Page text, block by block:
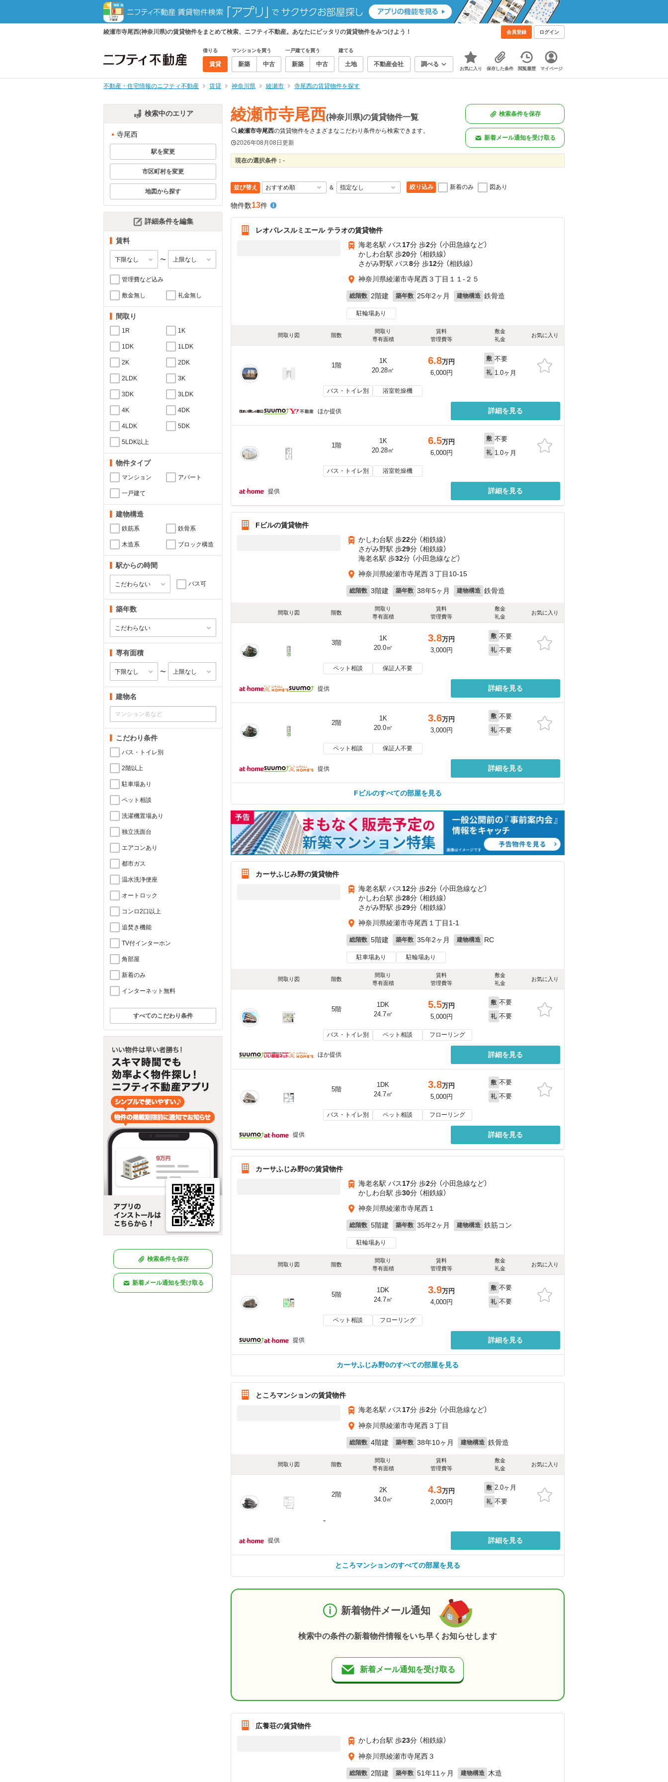
綾瀬市寺尾西(神奈川県)の賃貸物件をまとめて検索、ニフティ不動産。あなたにピッタリの賃貸物件をみつけよう！ 会員登録 ログイン
借りる
賃貸
マンションを買う
新築 中古
一戸建てを買う
新築 中古
建てる
土地 不動産会社 調べる
お気に入り 保存した条件 閲覧履歴 マイページ
不動産・住宅情報のニフティ不動産 賃貸 神奈川県 綾瀬市 寺尾西の賃貸物件を探す
検索中のエリア
寺尾西
駅を変更
市区町村を変更
地図から探す
詳細条件を編集
賃料
〜
管理費など込み
敷金無し 礼金無し
間取り
1R 1K
1DK 1LDK
2K 2DK
2LDK 3K
3DK 3LDK
4K 4DK
4LDK 5DK
5LDK以上
物件タイプ
マンション アパート
一戸建て
建物構造
鉄筋系 鉄骨系
木造系 ブロック構造
駅からの時間
バス可
築年数
専有面積
〜
建物名
こだわり条件
バス・トイレ別
2階以上
駐車場あり
ペット相談
洗濯機置場あり
独立洗面台
エアコンあり
都市ガス
温水洗浄便座
オートロック
コンロ2口以上
追焚き機能
TV付インターホン
角部屋
新着のみ
インターネット無料
すべてのこだわり条件
検索条件を保存
新着メール通知を受け取る
綾瀬市寺尾西(神奈川県)の賃貸物件一覧
綾瀬市寺尾西の賃貸物件をさまざまなこだわり条件から検索できます。
2026年08月08日更新
検索条件を保存
新着メール通知を受け取る
現在の選択条件： -
並び替え ＆ 絞り込み 新着のみ 図あり
物件数13件
レオパレスルミエール テラオの賃貸物件
海老名駅 バス17分 歩2分 （小田急線など）
かしわ台駅 歩20分 （相鉄線）
さがみ野駅 バス8分 歩12分 （相鉄線）
神奈川県綾瀬市寺尾西３丁目１１-２５
総階数 2階建 築年数 25年2ヶ月 建物構造 鉄骨造
駐輪場あり
間取り図 階数
間取り
専有面積
賃料
管理費等
敷金
礼金
お気に入り
1階
1K
20.28㎡
6.8万円
6,000円
敷 不要
礼 1.0ヶ月
バス・トイレ別 浴室乾燥機
ほか提供 詳細を見る
1階
1K
20.28㎡
6.5万円
6,000円
敷 不要
礼 1.0ヶ月
バス・トイレ別 浴室乾燥機
提供 詳細を見る
Fビルの賃貸物件
かしわ台駅 歩22分 （相鉄線）
さがみ野駅 歩29分 （相鉄線）
海老名駅 歩32分 （小田急線など）
神奈川県綾瀬市寺尾西３丁目10-15
総階数 3階建 築年数 38年5ヶ月 建物構造 鉄骨造
間取り図 階数
間取り
専有面積
賃料
管理費等
敷金
礼金
お気に入り
3階
1K
20.0㎡
3.8万円
3,000円
敷 不要
礼 不要
ペット相談 保証人不要
提供 詳細を見る
2階
1K
20.0㎡
3.6万円
3,000円
敷 不要
礼 不要
ペット相談 保証人不要
提供 詳細を見る
Fビルのすべての部屋を見る
カーサふじみ野の賃貸物件
海老名駅 バス12分 歩2分 （小田急線など）
かしわ台駅 歩28分 （相鉄線）
さがみ野駅 歩29分 （相鉄線）
神奈川県綾瀬市寺尾西１丁目1-1
総階数 5階建 築年数 35年2ヶ月 建物構造 RC
駐車場あり 駐輪場あり
間取り図 階数
間取り
専有面積
賃料
管理費等
敷金
礼金
お気に入り
5階
1DK
24.7㎡
5.5万円
5,000円
敷 不要
礼 不要
バス・トイレ別 ペット相談 フローリング
ほか提供 詳細を見る
5階
1DK
24.7㎡
3.8万円
5,000円
敷 不要
礼 不要
バス・トイレ別 ペット相談 フローリング
提供 詳細を見る
カーサふじみ野0の賃貸物件
海老名駅 バス17分 歩2分 （小田急線など）
かしわ台駅 歩30分 （相鉄線）
神奈川県綾瀬市寺尾西１
総階数 5階建 築年数 35年2ヶ月 建物構造 鉄筋コン
駐輪場あり
間取り図 階数
間取り
専有面積
賃料
管理費等
敷金
礼金
お気に入り
5階
1DK
24.7㎡
3.9万円
4,000円
敷 不要
礼 不要
ペット相談 フローリング
提供 詳細を見る
カーサふじみ野0のすべての部屋を見る
ところマンションの賃貸物件
海老名駅 バス17分 歩2分 （小田急線など）
神奈川県綾瀬市寺尾西３丁目
総階数 4階建 築年数 38年10ヶ月 建物構造 鉄骨造
間取り図 階数
間取り
専有面積
賃料
管理費等
敷金
礼金
お気に入り
2階
2K
34.0㎡
4.3万円
2,000円
敷 2.0ヶ月
礼 不要
-
提供 詳細を見る
ところマンションのすべての部屋を見る
新着物件メール通知
検索中の条件の新着物件情報をいち早くお知らせします
新着メール通知を受け取る
広養荘の賃貸物件
かしわ台駅 歩23分 （相鉄線）
神奈川県綾瀬市寺尾西３
総階数 2階建 築年数 51年11ヶ月 建物構造 木造